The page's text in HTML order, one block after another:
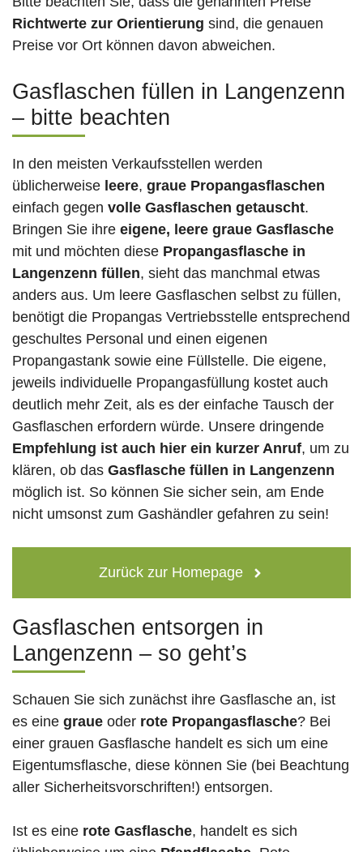
Richtwerte zur Orientierung sind, die genauen
Preise vor Ort können davon abweichen.
Gasflaschen füllen in Langenzenn
– bitte beachten
In den meisten Verkaufsstellen werden
üblicherweise leere, graue Propangasflaschen
einfach gegen volle Gasflaschen getauscht.
Bringen Sie ihre eigene, leere graue Gasflasche
mit und möchten diese Propangasflasche in
Langenzenn füllen, sieht das manchmal etwas
anders aus. Um leere Gasflaschen selbst zu füllen,
benötigt die Propangas Vertriebsstelle entsprechend
geschultes Personal und einen eigenen
Propangastank sowie eine Füllstelle. Die eigene,
jeweils individuelle Propangasfüllung kostet auch
deutlich mehr Zeit, als es der einfache Tausch der
Gasflaschen erfordern würde. Unsere dringende
Empfehlung ist auch hier ein kurzer Anruf, um zu
klären, ob das Gasflasche füllen in Langenzenn
möglich ist. So können Sie sicher sein, am Ende
nicht umsonst zum Gashändler gefahren zu sein!
Zurück zur Homepage
Gasflaschen entsorgen in
Langenzenn – so geht’s
Schauen Sie sich zunächst ihre Gasflasche an, ist
es eine graue oder rote Propangasflasche? Bei
einer grauen Gasflasche handelt es sich um eine
Eigentumsflasche, diese können Sie (bei Beachtung
aller Sicherheitsvorschriften!) entsorgen.
Ist es eine rote Gasflasche, handelt es sich